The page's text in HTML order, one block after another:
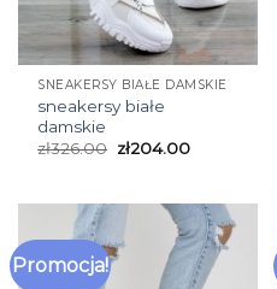
SNEAKERSY BIAŁE DAMSKIE
sneakersy białe
damskie
zł326.00 zł204.00
Promocja!